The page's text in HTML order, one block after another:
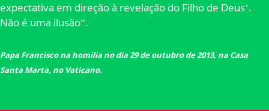
expectativa em direção à revelação do Filho de Deus’.
Não é uma ilusão”.
Papa Francisco na homilia no dia 29 de outubro de 2013, na Casa
Santa Marta, no Vaticano.